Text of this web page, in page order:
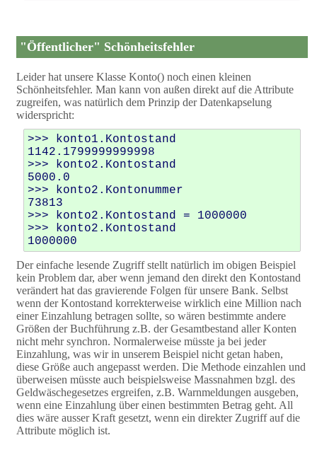
"Öffentlicher" Schönheitsfehler
Leider hat unsere Klasse Konto() noch einen kleinen
Schönheitsfehler. Man kann von außen direkt auf die Attribute
zugreifen, was natürlich dem Prinzip der Datenkapselung
widerspricht:
>>> konto1.Kontostand
1142.1799999999998
>>> konto2.Kontostand
5000.0
>>> konto2.Kontonummer
73813
>>> konto2.Kontostand = 1000000
>>> konto2.Kontostand
Der einfache lesende Zugriff stellt natürlich im obigen Beispiel
kein Problem dar, aber wenn jemand den direkt den Kontostand
verändert hat das gravierende Folgen für unsere Bank. Selbst
wenn der Kontostand korrekterweise wirklich eine Million nach
einer Einzahlung betragen sollte, so wären bestimmte andere
Größen der Buchführung z.B. der Gesamtbestand aller Konten
nicht mehr synchron. Normalerweise müsste ja bei jeder
Einzahlung, was wir in unserem Beispiel nicht getan haben,
diese Größe auch angepasst werden. Die Methode einzahlen und
überweisen müsste auch beispielsweise Massnahmen bzgl. des
Geldwäschegesetzes ergreifen, z.B. Warnmeldungen ausgeben,
wenn eine Einzahlung über einen bestimmten Betrag geht. All
dies wäre ausser Kraft gesetzt, wenn ein direkter Zugriff auf die
Attribute möglich ist.